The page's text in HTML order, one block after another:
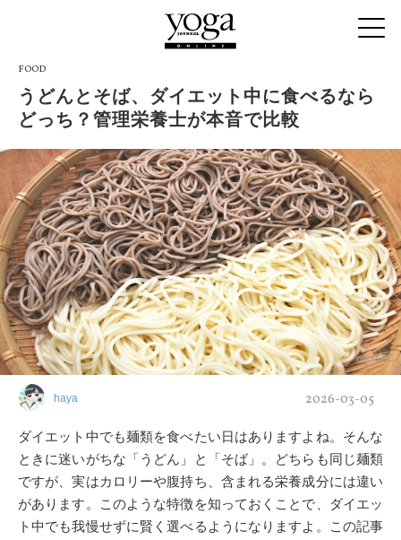
FOOD
うどんとそば、ダイエット中に食べるなら
どっち？管理栄養士が本音で比較
photoAC
haya 2026-03-05
ダイエット中でも麺類を食べたい日はありますよね。そんな
ときに迷いがちな「うどん」と「そば」。どちらも同じ麺類
ですが、実はカロリーや腹持ち、含まれる栄養成分には違い
があります。このような特徴を知っておくことで、ダイエッ
ト中でも我慢せずに賢く選べるようになりますよ。この記事